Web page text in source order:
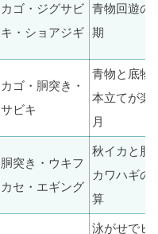
カゴ・ジグサビ
キ・ショアジギ
青物回遊の
期
カゴ・胴突き・
サビキ
青物と底物
本立てが楽
月
胴突き・ウキフ
カセ・エギング
秋イカと肝
カワハギの
算
泳がせでヒ